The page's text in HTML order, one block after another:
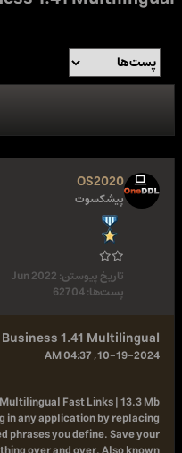
OS2020
پیشکسوت
تاریخ پیوستن:Jun 2022
پست‌ها:62704
1.41 Multilingual
10-19-2024, 04:37 AM
Fast Links | 13.3 Mb
any application by replacing
phrases you define. Save your